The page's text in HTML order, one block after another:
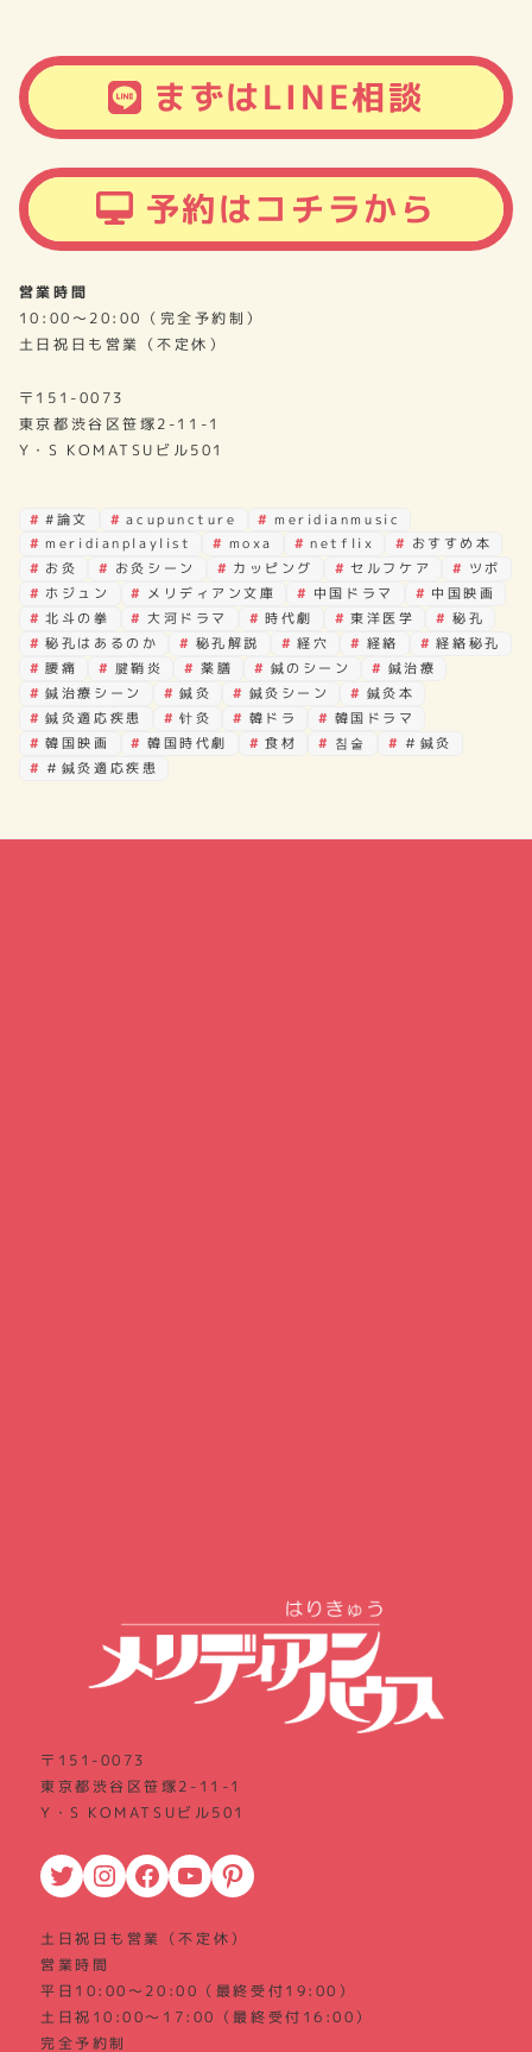
まずはLINE相談
予約はコチラから
営業時間
10:00～20:00（完全予約制）
土日祝日も営業（不定休）
〒151-0073
東京都渋谷区笹塚2-11-1
Y・S KOMATSUビル501
#論文 acupuncture
meridianmusic
meridianplaylist
moxa netflix
おすすめ本
お灸
お灸シーン カッピング セルフケア
ツボ
ホジュン
メリディアン文庫 中国ドラマ
中国映画
北斗の拳
大河ドラマ 時代劇 東洋医学
秘孔
秘孔はあるのか
秘孔解説 経穴 経絡
経絡秘孔
腰痛
腱鞘炎 薬膳 鍼のシーン
鍼治療
鍼治療シーン
鍼灸 鍼灸シーン
鍼灸本
鍼灸適応疾患
针灸 韓ドラ
韓国ドラマ
韓国映画
韓国時代劇 食材 침술
＃鍼灸
＃鍼灸適応疾患
〒151-0073
東京都渋谷区笹塚2-11-1
Y・S KOMATSUビル501
Twitter Instagram Facebook YouTube Pinterest
土日祝日も営業（不定休）
営業時間
平日10:00～20:00（最終受付19:00）
土日祝10:00～17:00（最終受付16:00）
完全予約制